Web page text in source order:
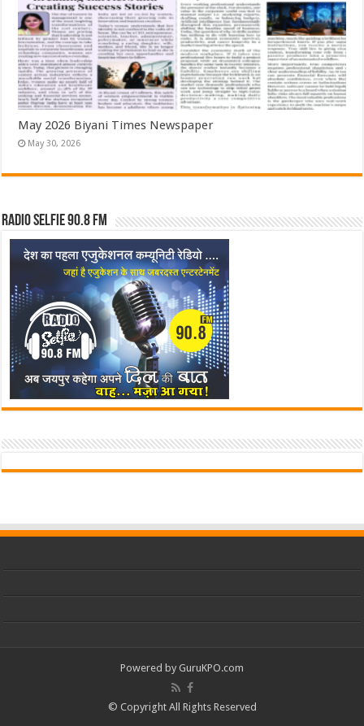
May 2026 Biyani Times Newspaper
May 30, 2026
Radio Selfie 90.8 FM
Powered by GuruKPO.com
© Copyright All Rights Reserved